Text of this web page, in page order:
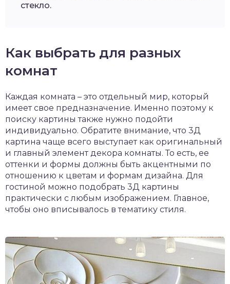
стекло.
Как выбрать для разных
комнат
Каждая комната – это отдельный мир, который
имеет свое предназначение. Именно поэтому к
поиску картины также нужно подойти
индивидуально. Обратите внимание, что 3Д
картина чаще всего выступает как оригинальный
и главный элемент декора комнаты. То есть, ее
оттенки и формы должны быть акцентными по
отношению к цветам и формам дизайна. Для
гостиной можно подобрать 3Д картины
практически с любым изображением. Главное,
чтобы оно вписывалось в тематику стиля.